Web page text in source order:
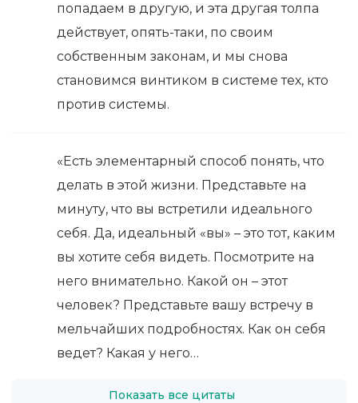
попадаем в другую, и эта другая толпа
действует, опять-таки, по своим
собственным законам, и мы снова
становимся винтиком в системе тех, кто
против системы.
«Есть элементарный способ понять, что
делать в этой жизни. Представьте на
минуту, что вы встретили идеального
себя. Да, идеальный «вы» – это тот, каким
вы хотите себя видеть. Посмотрите на
него внимательно. Какой он – этот
человек? Представьте вашу встречу в
мельчайших подробностях. Как он себя
ведет? Какая у него…
Показать все цитаты